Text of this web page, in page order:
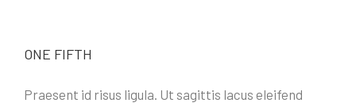
ONE FIFTH
Praesent id risus ligula. Ut sagittis lacus eleifend